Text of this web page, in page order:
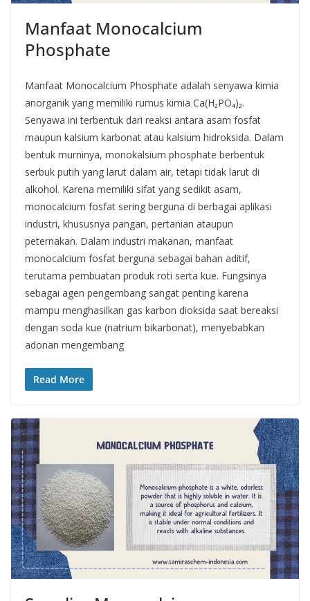
Manfaat Monocalcium
Phosphate
Manfaat Monocalcium Phosphate adalah senyawa kimia
anorganik yang memiliki rumus kimia Ca(H₂PO₄)₂.
Senyawa ini terbentuk dari reaksi antara asam fosfat
maupun kalsium karbonat atau kalsium hidroksida. Dalam
bentuk murninya, monokalsium phosphate berbentuk
serbuk putih yang larut dalam air, tetapi tidak larut di
alkohol. Karena memiliki sifat yang sedikit asam,
monocalcium fosfat sering berguna di berbagai aplikasi
industri, khususnya pangan, pertanian ataupun
peternakan. Dalam industri makanan, manfaat
monocalcium fosfat berguna sebagai bahan aditif,
terutama pembuatan produk roti serta kue. Fungsinya
sebagai agen pengembang sangat penting karena
mampu menghasilkan gas karbon dioksida saat bereaksi
dengan soda kue (natrium bikarbonat), menyebabkan
adonan mengembang
Read More